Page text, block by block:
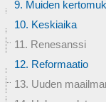
9. Muiden
10. Keskiaika
11. Renesanssi
12. Reformaatio
13. Uuden